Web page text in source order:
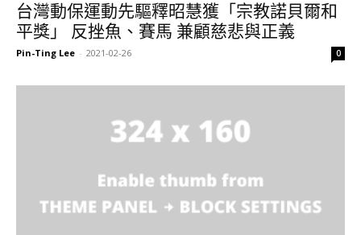
台灣動保運動先驅釋昭慧獲「宗教諾貝爾和
平獎」 反挫魚、賽馬 兼顧慈悲與正義
Pin-Ting Lee - 2021-02-26 0